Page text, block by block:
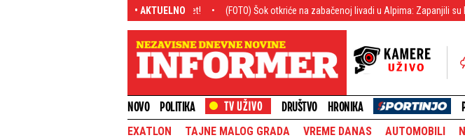
• AKTUELNO
velemajstor zapalio fudbalski svet! (FOTO) Šok otkriće na zabačenoj livadi u Alpima: Zapanjili su kad su je
NOVO POLITIKA DRUŠTVO HRONIKA
EXATLON TAJNE MALOG GRADA VREME DANAS AUTOMOBILI